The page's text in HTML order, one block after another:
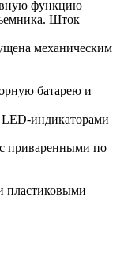
функцию
Шток
механическим
батарею и
индикаторами
с приваренными по
пластиковыми